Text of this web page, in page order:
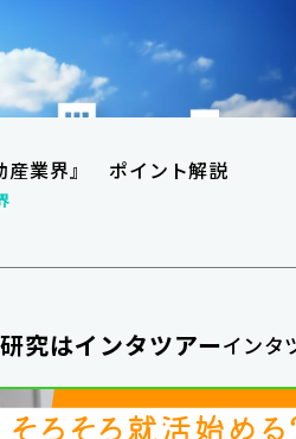
産業界』 ポイント解説
究はインタツアーインタ